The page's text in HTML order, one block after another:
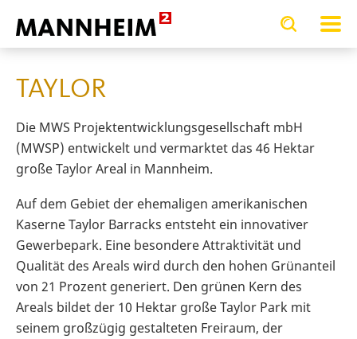
Toggle
search
input
Toggle
search
input
TAYLOR
Die MWS Projektentwicklungsgesellschaft mbH
(MWSP) entwickelt und vermarktet das 46 Hektar
großeTaylor Areal in Mannheim.
Auf dem Gebiet der ehemaligen amerikanischen
KaserneTaylor Barracks entsteht ein innovativer
Gewerbepark. Eine besondere Attraktivität und
Qualität des Areals wird durch den hohen Grünanteil
von 21 Prozent generiert. Den grünen Kern des
Areals bildet der 10 Hektar großeTaylor Park mit
seinem großzügig gestalteten Freiraum, der